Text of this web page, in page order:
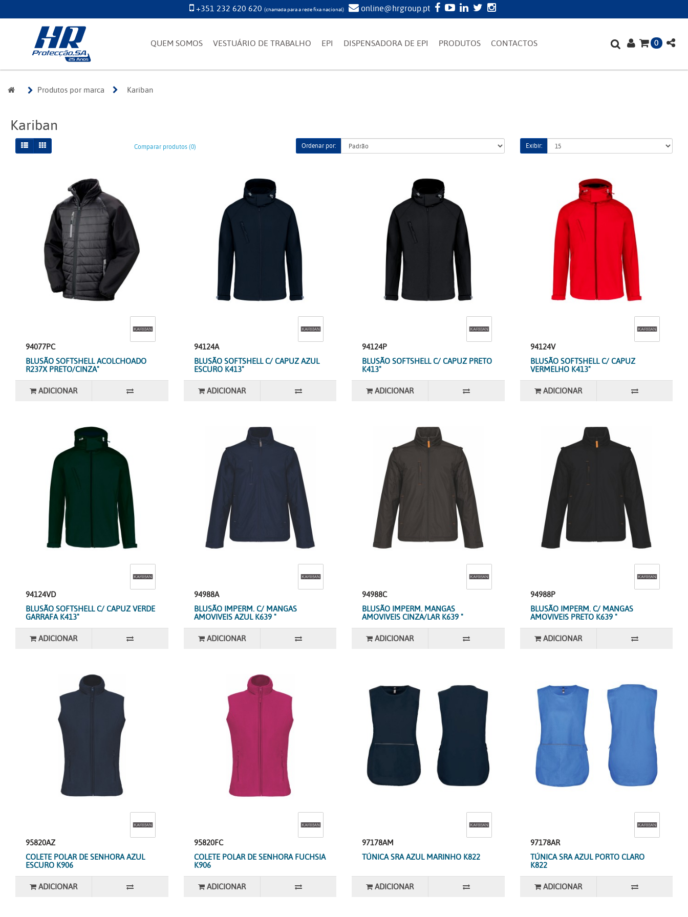
+351 232 620 620 (chamada para a rede fixa nacional) online@hrgroup.pt
QUEM SOMOS VESTUÁRIO DE TRABALHO EPI DISPENSADORA DE EPI PRODUTOS CONTACTOS 0
Produtos por marca Kariban
Kariban
Comparar produtos (0) Ordenar por: Exibir:
94077PC
BLUSÃO SOFTSHELL ACOLCHOADO
R237X PRETO/CINZA"
ADICIONAR
94124A
BLUSÃO SOFTSHELL C/ CAPUZ AZUL
ESCURO K413"
ADICIONAR
94124P
BLUSÃO SOFTSHELL C/ CAPUZ PRETO
K413"
ADICIONAR
94124V
BLUSÃO SOFTSHELL C/ CAPUZ
VERMELHO K413"
ADICIONAR
94124VD
BLUSÃO SOFTSHELL C/ CAPUZ VERDE
GARRAFA K413"
ADICIONAR
94988A
BLUSÃO IMPERM. C/ MANGAS
AMOVIVEIS AZUL K639 "
ADICIONAR
94988C
BLUSÃO IMPERM. MANGAS
AMOVIVEIS CINZA/LAR K639 "
ADICIONAR
94988P
BLUSÃO IMPERM. C/ MANGAS
AMOVIVEIS PRETO K639 "
ADICIONAR
95820AZ
COLETE POLAR DE SENHORA AZUL
ESCURO K906
ADICIONAR
95820FC
COLETE POLAR DE SENHORA FUCHSIA
K906
ADICIONAR
97178AM
TÚNICA SRA AZUL MARINHO K822
ADICIONAR
97178AR
TÚNICA SRA AZUL PORTO CLARO
K822
ADICIONAR